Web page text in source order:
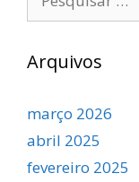
por:
Arquivos
março 2026
abril 2025
fevereiro 2025